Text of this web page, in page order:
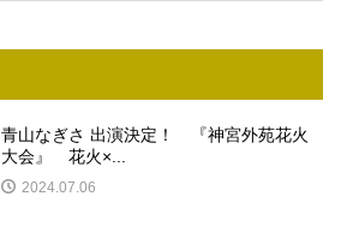
青山なぎさ 出演決定！ 『神宮外苑花火
大会』 花火×...
2024.07.06